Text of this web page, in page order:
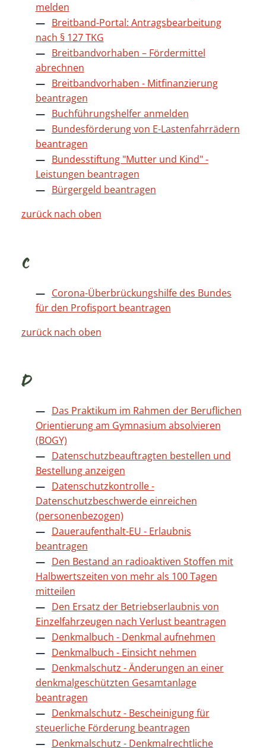
melden
Breitband-Portal: Antragsbearbeitung
nach § 127 TKG
Breitbandvorhaben – Fördermittel
abrechnen
Breitbandvorhaben - Mitfinanzierung
beantragen
Buchführungshelfer anmelden
Bundesförderung von E-Lastenfahrrädern
beantragen
Bundesstiftung "Mutter und Kind" -
Leistungen beantragen
Bürgergeld beantragen
zurück nach oben
C
Corona-Überbrückungshilfe des Bundes
für den Profisport beantragen
zurück nach oben
D
Das Praktikum im Rahmen der Beruflichen
Orientierung am Gymnasium absolvieren
(BOGY)
Datenschutzbeauftragten bestellen und
Bestellung anzeigen
Datenschutzkontrolle -
Datenschutzbeschwerde einreichen
(personenbezogen)
Daueraufenthalt-EU - Erlaubnis
beantragen
Den Bestand an radioaktiven Stoffen mit
Halbwertszeiten von mehr als 100 Tagen
mitteilen
Den Ersatz der Betriebserlaubnis von
Einzelfahrzeugen nach Verlust beantragen
Denkmalbuch - Denkmal aufnehmen
Denkmalbuch - Einsicht nehmen
Denkmalschutz - Änderungen an einer
denkmalgeschützten Gesamtanlage
beantragen
Denkmalschutz - Bescheinigung für
steuerliche Förderung beantragen
Denkmalschutz - Denkmalrechtliche